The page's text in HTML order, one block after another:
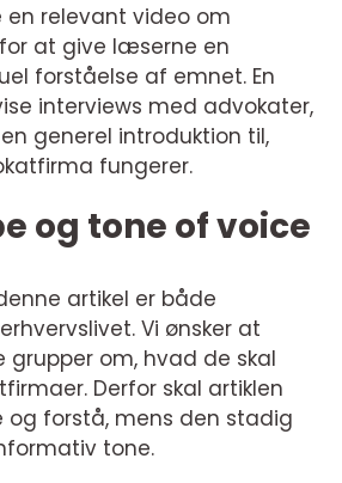
relevant video om
at give læserne en
forståelse af emnet. En
interviews med advokater,
generel introduktion til,
fungerer.
og tone of voice
artikel er både
Vi ønsker at
grupper om, hvad de skal
Derfor skal artiklen
forstå, mens den stadig
tone.